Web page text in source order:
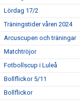
Lördag 17/2
Träningstider våren 2024
Arcuscupen och träningar
Matchtröjor
Fotbollscup i Luleå
Bollflickor 5/11
Bollflickor